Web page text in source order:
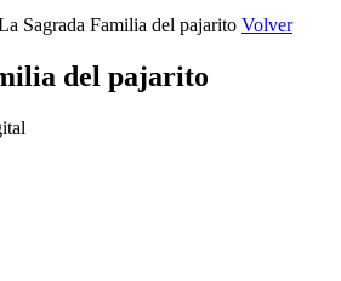
Sagrada Familia del pajarito Volver
del pajarito